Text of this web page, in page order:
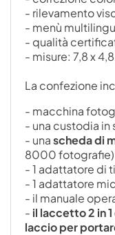
- rilevamento
- menù
- qualità
- misure: 7,8 x
La confezione
- macchina
- una custodia in
- unascheda di
8000 fotografie)
- 1 adattatore di
- 1 adattatore
- il manuale
- il laccetto 2 in
laccio per